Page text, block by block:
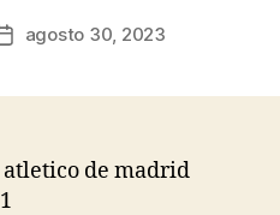
Fechaagosto 30, 2023